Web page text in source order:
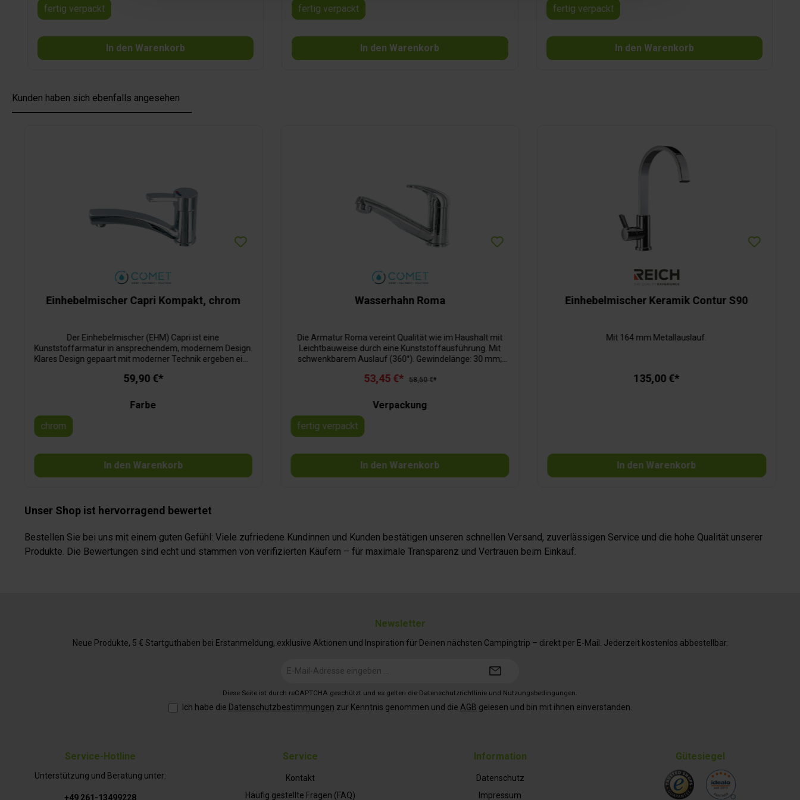
fertig verpackt
In den Warenkorb
fertig verpackt
In den Warenkorb
fertig verpackt
In den Warenkorb
Kunden haben sich ebenfalls angesehen
Einhebelmischer Capri Kompakt, chrom
Der Einhebelmischer (EHM) Capri ist eine
Kunststoffarmatur in ansprechendem, modernem Design.
Klares Design gepaart mit moderner Technik ergeben eine
Funktionalität durch eingesetzte, langjährig bewährte
reinigende Oberfläche und ausschraubbaren
Reinigungsschlüssel zum Entkalken und Reinigen.
59,90 €*
Farbe
chrom
In den Warenkorb
Wasserhahn Roma
Die Armatur Roma vereint Qualität wie im Haushalt mit
Leichtbauweise durch eine Kunststoffausführung. Mit
schwenkbarem Auslauf (360°). Gewindelänge: 30 mm;
53,45 €* 58,50 €*
Verpackung
fertig verpackt
In den Warenkorb
Einhebelmischer Keramik Contur S90
Mit 164 mm Metallauslauf.
135,00 €*
In den Warenkorb
Unser Shop ist hervorragend bewertet
Bestellen Sie bei uns mit einem guten Gefühl: Viele zufriedene Kundinnen und Kunden bestätigen unseren schnellen Versand, zuverlässigen Service und die hohe Qualität unserer
Produkte. Die Bewertungen sind echt und stammen von verifizierten Käufern – für maximale Transparenz und Vertrauen beim Einkauf.
Service-Hotline
Unterstützung und Beratung unter:
+49 261-13499228
Service
Kontakt
Häufig gestellte Fragen (FAQ)
Information
Datenschutz
Impressum
Gütesiegel
Newsletter
Neue Produkte, 5 € Startguthaben bei Erstanmeldung, exklusive Aktionen und Inspiration für Deinen nächsten Campingtrip – direkt per E-Mail. Jederzeit kostenlos abbestellbar.
Mail-
Diese Seite ist durch reCAPTCHA geschützt und es gelten die Datenschutzrichtlinie und Nutzungsbedingungen.
Ich habe die Datenschutzbestimmungen zur Kenntnis genommen und die AGB gelesen und bin mit ihnen einverstanden.